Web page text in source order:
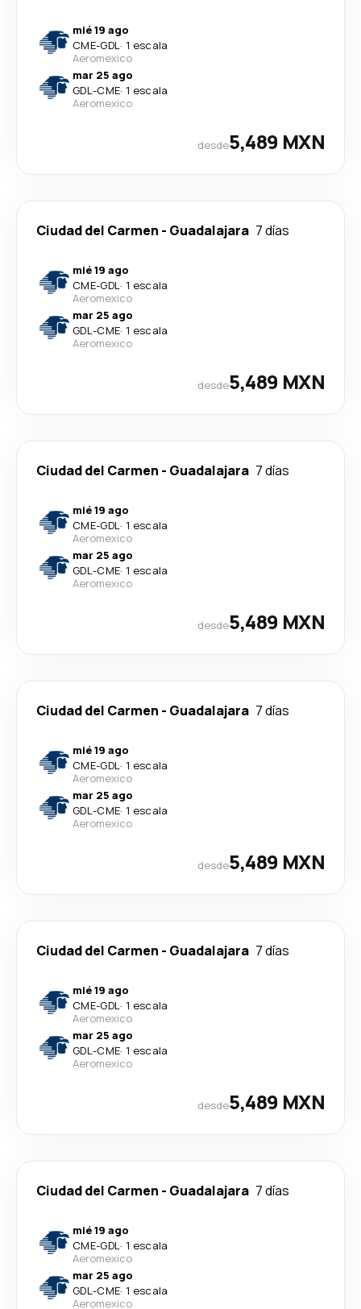
mié 19 ago
CME-GDL· 1 escala
Aeromexico
mar 25 ago
GDL-CME· 1 escala
Aeromexico
desde5,489 MXN
Ciudad del Carmen - Guadalajara 7 días
mié 19 ago
CME-GDL· 1 escala
Aeromexico
mar 25 ago
GDL-CME· 1 escala
Aeromexico
desde5,489 MXN
Ciudad del Carmen - Guadalajara 7 días
mié 19 ago
CME-GDL· 1 escala
Aeromexico
mar 25 ago
GDL-CME· 1 escala
Aeromexico
desde5,489 MXN
Ciudad del Carmen - Guadalajara 7 días
mié 19 ago
CME-GDL· 1 escala
Aeromexico
mar 25 ago
GDL-CME· 1 escala
Aeromexico
desde5,489 MXN
Ciudad del Carmen - Guadalajara 7 días
mié 19 ago
CME-GDL· 1 escala
Aeromexico
mar 25 ago
GDL-CME· 1 escala
Aeromexico
desde5,489 MXN
Ciudad del Carmen - Guadalajara 7 días
mié 19 ago
CME-GDL· 1 escala
Aeromexico
mar 25 ago
GDL-CME· 1 escala
Aeromexico